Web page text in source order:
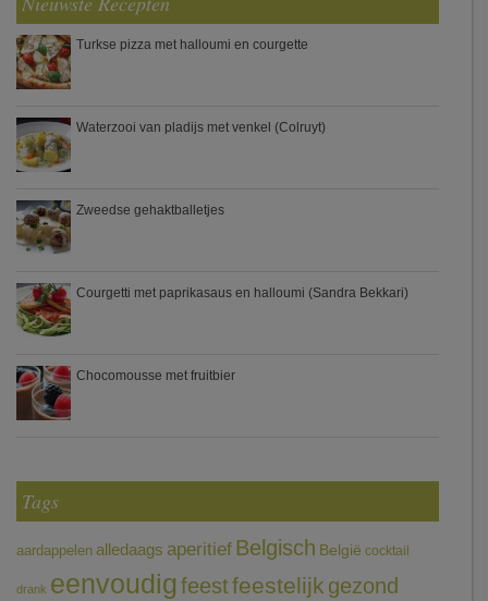
Turkse pizza met halloumi en courgette
Waterzooi van pladijs met venkel (Colruyt)
Zweedse gehaktballetjes
Courgetti met paprikasaus en halloumi (Sandra Bekkari)
Chocomousse met fruitbier
Tags
aardappelen alledaags aperitief Belgisch België cocktail
drank eenvoudigfeestfeestelijk gezond